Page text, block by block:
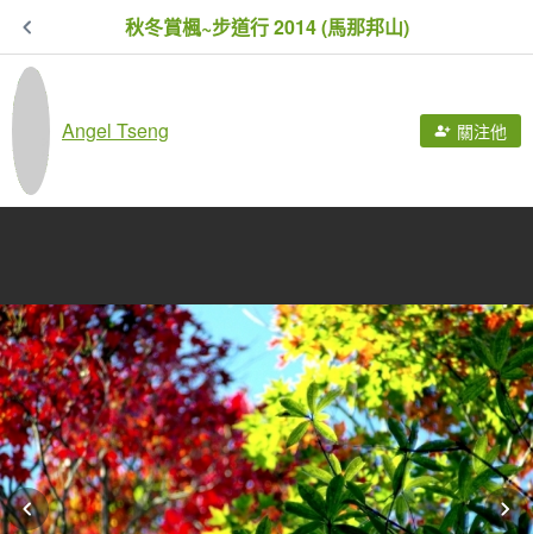
秋冬賞楓~步道行 2014 (馬那邦山)
Angel Tseng 關注他